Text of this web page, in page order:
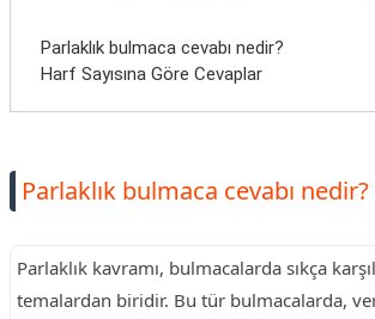
Parlaklık bulmaca cevabı nedir?
Harf Sayısına Göre Cevaplar
Parlaklık bulmaca cevabı nedir?
Parlaklık kavramı, bulmacalarda sıkça
temalardan biridir. Bu tür bulmacalarda,